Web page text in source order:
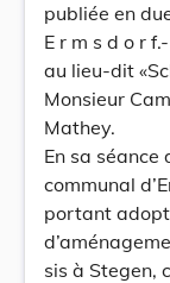
publiée en
E r m s d o r
au lieu-dit
Monsieur
Mathey.
En sa
communal
portant
sis à Stegen,